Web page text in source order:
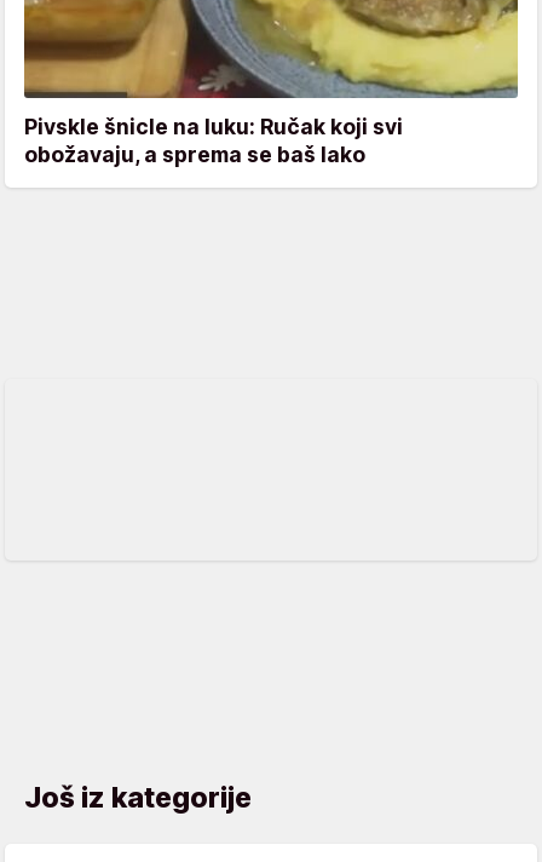
Pivskle šnicle na luku: Ručak koji svi
obožavaju, a sprema se baš lako
Još iz kategorije